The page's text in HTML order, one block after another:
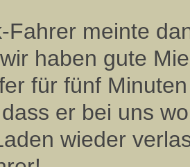
Fahrer meinte
haben gute
für fünf
er bei uns
wieder